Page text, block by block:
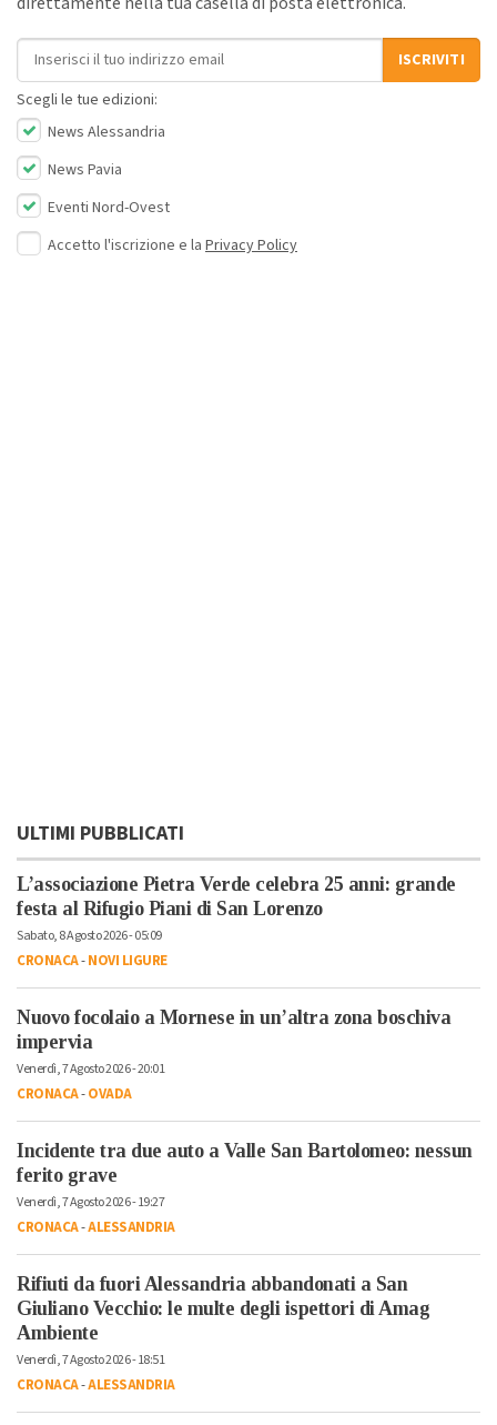
Indirizzo email
ISCRIVITI
Scegli le tue edizioni:
News Alessandria
News Pavia
Eventi Nord-Ovest
Accetto l'iscrizione e la Privacy Policy
ULTIMI PUBBLICATI
L’associazione Pietra Verde celebra 25 anni: grande
festa al Rifugio Piani di San Lorenzo
Sabato, 8 Agosto 2026 - 05:09
CRONACA-NOVI LIGURE
Nuovo focolaio a Mornese in un’altra zona boschiva
impervia
Venerdì, 7 Agosto 2026 - 20:01
CRONACA-OVADA
Incidente tra due auto a Valle San Bartolomeo: nessun
ferito grave
Venerdì, 7 Agosto 2026 - 19:27
CRONACA-ALESSANDRIA
Rifiuti da fuori Alessandria abbandonati a San
Giuliano Vecchio: le multe degli ispettori di Amag
Ambiente
Venerdì, 7 Agosto 2026 - 18:51
CRONACA-ALESSANDRIA